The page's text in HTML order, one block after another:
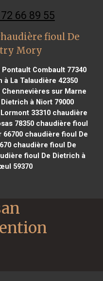
66 89 55
fioul De
Mory
Combault 77340
La Talaudière 42350
sur Marne
à Niort 79000
33310 chaudière
78350 chaudière fioul
chaudière fioul De
chaudière fioul De
fioul De Dietrich à
59370